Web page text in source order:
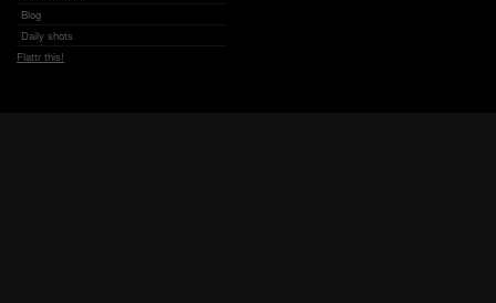
Blog
Daily shots
Flattr this!